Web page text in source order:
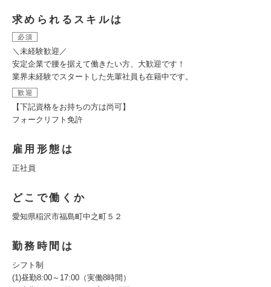
求められるスキルは
必須
＼未経験歓迎／
安定企業で腰を据えて働きたい方、大歓迎です！
業界未経験でスタートした先輩社員も在籍中です。
歓迎
【下記資格をお持ちの方は尚可】
フォークリフト免許
雇用形態は
正社員
どこで働くか
愛知県稲沢市福島町中之町５２
勤務時間は
シフト制
(1)昼勤8:00～17:00（実働8時間）